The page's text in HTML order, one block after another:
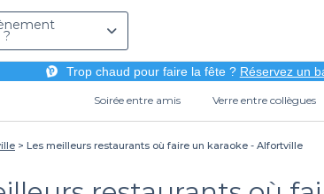
Trop chaud pour faire la fête ? Réservez un
Soirée entre amis Verre entre collègues
Les meilleurs restaurants où faire un karaoke - Alfortville